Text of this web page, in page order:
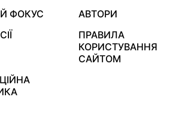
ФОКУС
АВТОРИ
ПРАВИЛА
КОРИСТУВАННЯ
САЙТОМ